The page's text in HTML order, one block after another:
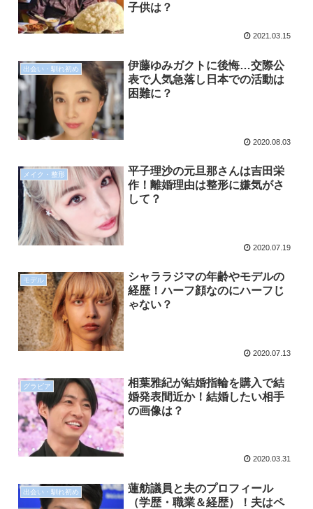
子供は？
2021.03.15
出会い・馴れ初め
伊藤ゆみガクトに後悔…交際公
表で人気急落し日本での活動は
困難に？
2020.08.03
メイク・整形
平子理沙の元旦那さんは吉田栄
作！離婚理由は整形に嫌気がさ
して？
2020.07.19
モデル
シャララジマの年齢やモデルの
経歴！ハーフ顔なのにハーフじ
ゃない？
2020.07.13
グラビア
相葉雅紀が結婚指輪を購入で結
婚発表間近か！結婚したい相手
の画像は？
2020.03.31
出会い・馴れ初め
蓮舫議員と夫のプロフィール
（学歴・職業＆経歴）！夫はペ